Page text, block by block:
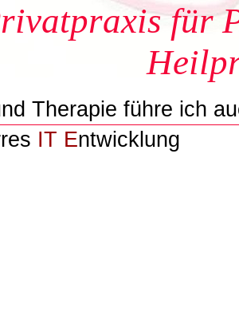
für
Therapie führe ich
IT Entwicklung